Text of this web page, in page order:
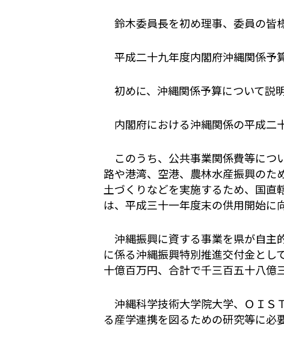
鈴木委員長を初め理事、委員の皆
平成二十九年度内閣府沖縄関係予
初めに、沖縄関係予算について説
内閣府における沖縄関係の平成二
このうち、公共事業関係費等につ
路や港湾、空港、農林水産振興のた
土づくりなどを実施するため、国直
は、平成三十一年度末の供用開始に
沖縄振興に資する事業を県が自主
に係る沖縄振興特別推進交付金とし
十億百万円、合計で千三百五十八億
沖縄科学技術大学院大学、ＯＩＳ
る産学連携を図るための研究等に必